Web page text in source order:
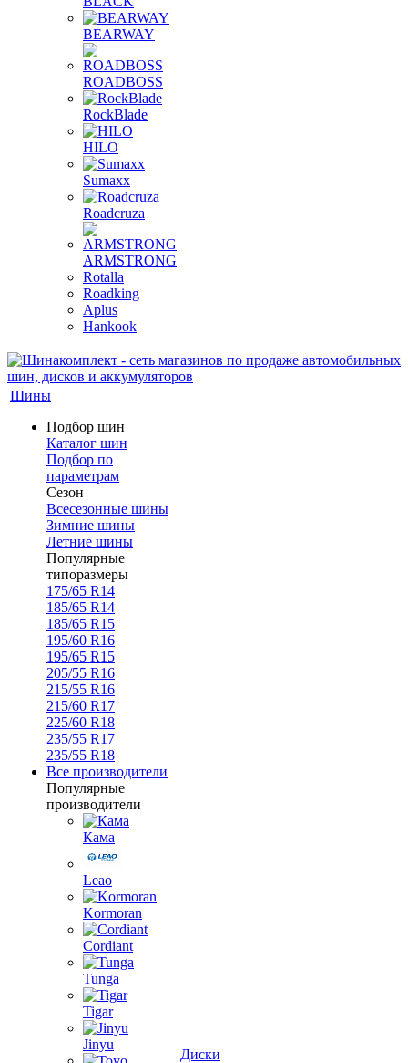
BEARWAY
ROADBOSS
RockBlade
HILO
Sumaxx
Roadcruza
ARMSTRONG
Rotalla
Roadking
Aplus
Hankook
Шины
Подбор шин
Каталог шин
Подбор по
параметрам
Сезон
Всесезонные шины
Зимние шины
Летние шины
Популярные
типоразмеры
175/65 R14
185/65 R14
185/65 R15
195/60 R16
195/65 R15
205/55 R16
215/55 R16
215/60 R17
225/60 R18
235/55 R17
235/55 R18
Все производители
Популярные
производители
Кама
Leao
Kormoran
Cordiant
Tunga
Tigar
Jinyu
Диски